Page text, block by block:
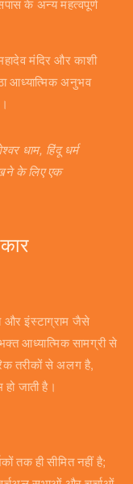
के अन्य महत्वपूर्ण
मंदिर और काशी
आध्यात्मिक अनुभव
धाम, हिंदू धर्म
के लिए एक
और इंस्टाग्राम जैसे
आध्यात्मिक सामग्री से
तरीकों से अलग है,
जाती है।
तक ही सीमित नहीं है;